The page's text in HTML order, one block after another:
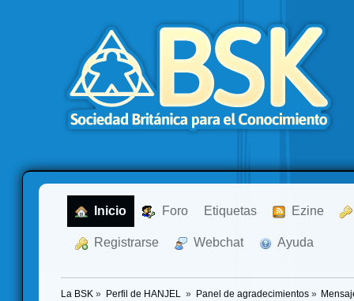
Inicio Foro Etiquetas Ezine
Registrarse Webchat Ayuda
La BSK » Perfil de HANJEL » Panel de agradecimientos»